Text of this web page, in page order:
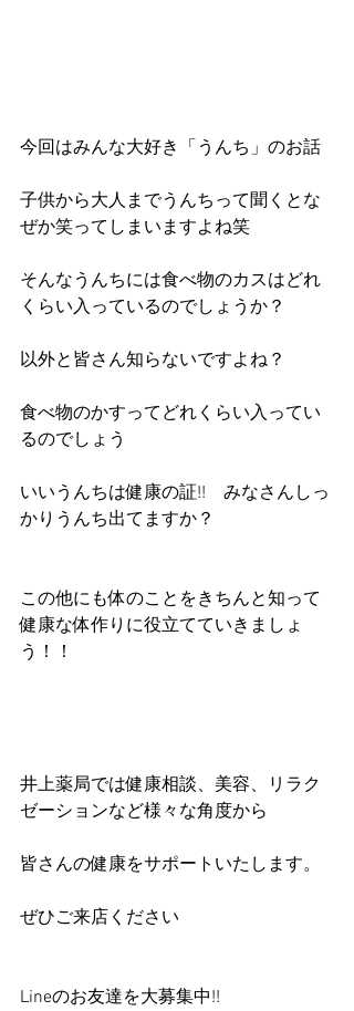
今回はみんな大好き「うんち」のお話
子供から大人までうんちって聞くとな
ぜか笑ってしまいますよね笑
そんなうんちには食べ物のカスはどれ
くらい入っているのでしょうか？
以外と皆さん知らないですよね？
食べ物のかすってどれくらい入ってい
るのでしょう
いいうんちは健康の証!!　みなさんしっ
かりうんち出てますか？
この他にも体のことをきちんと知って
健康な体作りに役立てていきましょ
う！！
井上薬局では健康相談、美容、リラク
ゼーションなど様々な角度から
皆さんの健康をサポートいたします。
ぜひご来店ください
Lineのお友達を大募集中!!